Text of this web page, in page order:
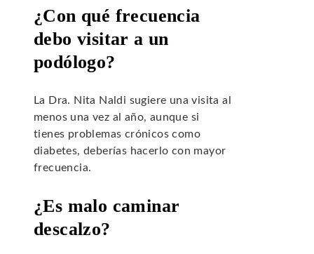
¿Con qué frecuencia
debo visitar a un
podólogo?
La Dra. Nita Naldi sugiere una visita al
menos una vez al año, aunque si
tienes problemas crónicos como
diabetes, deberías hacerlo con mayor
frecuencia.
¿Es malo caminar
descalzo?